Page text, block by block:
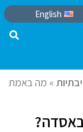
English
» מה באמת